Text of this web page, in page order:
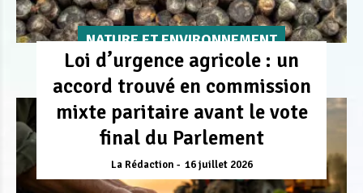
NATURE ET ENVIRONNEMENT
Loi d’urgence agricole : un
accord trouvé en commission
mixte paritaire avant le vote
final du Parlement
La Rédaction 16 juillet 2026